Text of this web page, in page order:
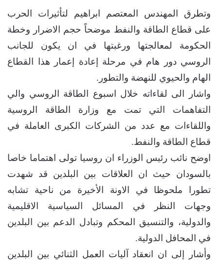
وتطرق المهندس المعتصم ابراهيم لتأثيرات الحرب
على قطاع الطاقة والنفط موضحاً حجم الاضرار وخطة
الحكومة لمعالجتها ورغبتها في ان يكون للجانب
الروسي دور هام في مرحلة إعادة إعمار هذا القطاع
الهام والحيوي للنهضة والتطور.
واشار الى لقاءاته خلال اسبوع الطاقة الروسي والي
التفاهمات التي تمت مع وزارة الطاقة الروسية
واللقاءات مع عدد من الشركات الكبرى العاملة في
قطاع الطاقة والنفط.
اوضح نائب رئيس الوزراء ان روسيا تولى اهتماما خاصا
بالسودان حيث ان العلاقات بين البلدين قد شهدت
تطورا ملحوظا في الاونة الأخيرة من ناحية تشابه
وجهات النظر في المسائل السياسية الاقليمية
والدولية، والتنسيق المحكم وتبادل الدعم بين البلدين
في المحافل الدولية.
وأشار إلى ان انعقاد آليات العمل الثنائي بين البلدين